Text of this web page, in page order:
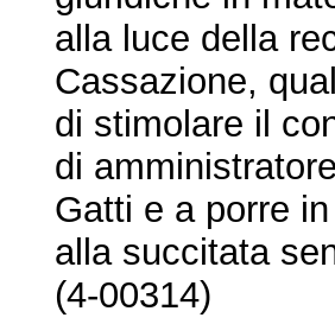
alla luce della
Cassazione,
di stimolare il
di
Gatti e a porre
alla succitata
(4-00314)